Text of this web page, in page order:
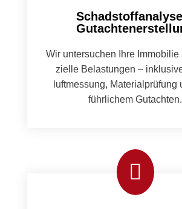
Wir unter­suchen Ihre
zielle Belas­tun­gen –
luftmes­sung,
führlichem Gutacht­en.
